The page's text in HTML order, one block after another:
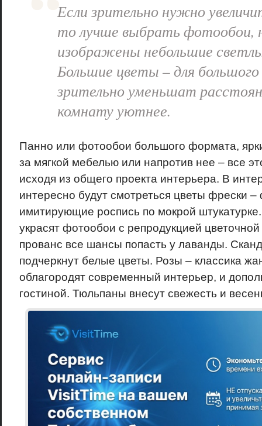
Если зрительно нужно
то лучше выбрать фотообои,
изображены небольшие
Большие цветы – для
зрительно уменьшат
комнату уютнее.
Панно или фотообои большого формата,
за мягкой мебелью или напротив нее – все
исходя из общего проекта интерьера. В
интересно будут смотреться цветы фрески
имитирующие роспись по мокрой
украсят фотообои с репродукцией
прованс все шансы попасть у лаванды.
подчеркнут белые цветы. Розы – классика
облагородят современный интерьер, и
гостиной. Тюльпаны внесут свежесть и